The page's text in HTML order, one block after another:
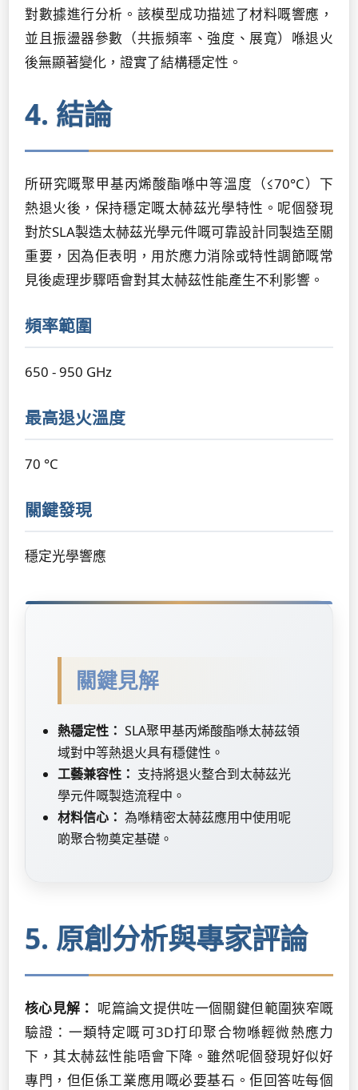
對數據進行分析。該模型成功描述了材料嘅響應，
並且振盪器參數（共振頻率、強度、展寬）喺退火
後無顯著變化，證實了結構穩定性。
4. 結論
所研究嘅聚甲基丙烯酸酯喺中等溫度（≤70°C）下
熱退火後，保持穩定嘅太赫茲光學特性。呢個發現
對於SLA製造太赫茲光學元件嘅可靠設計同製造至關
重要，因為佢表明，用於應力消除或特性調節嘅常
見後處理步驟唔會對其太赫茲性能產生不利影響。
頻率範圍
650 - 950 GHz
最高退火溫度
70 °C
關鍵發現
穩定光學響應
關鍵見解
熱穩定性： SLA聚甲基丙烯酸酯喺太赫茲領
域對中等熱退火具有穩健性。
工藝兼容性： 支持將退火整合到太赫茲光
學元件嘅製造流程中。
材料信心： 為喺精密太赫茲應用中使用呢
啲聚合物奠定基礎。
5. 原創分析與專家評論
核心見解： 呢篇論文提供咗一個關鍵但範圍狹窄嘅
驗證：一類特定嘅可3D打印聚合物喺輕微熱應力
下，其太赫茲性能唔會下降。雖然呢個發現好似好
專門，但佢係工業應用嘅必要基石。佢回答咗每個